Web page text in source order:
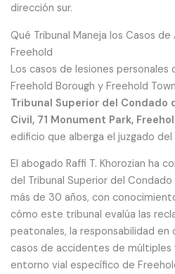
dirección sur.
Qué Tribunal Maneja los Casos
Freehold
Los casos de lesiones
Freehold Borough y Freehold
Tribunal Superior del Condado
Civil, 71 Monument Park,
edificio que alberga el juzgado
El abogado Raffi T. Khorozian ha
del Tribunal Superior del
más de 30 años, con
cómo este tribunal evalúa las
peatonales, la responsabilidad en
casos de accidentes de múltiples
entorno vial específico de